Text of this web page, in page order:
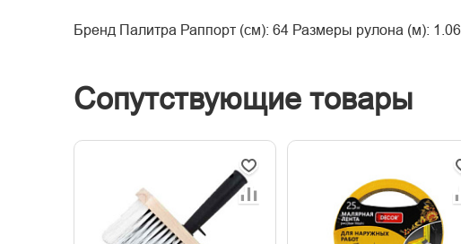
Бренд Палитра Раппорт (см): 64 Размеры рулона (м):
Сопутствующие товары